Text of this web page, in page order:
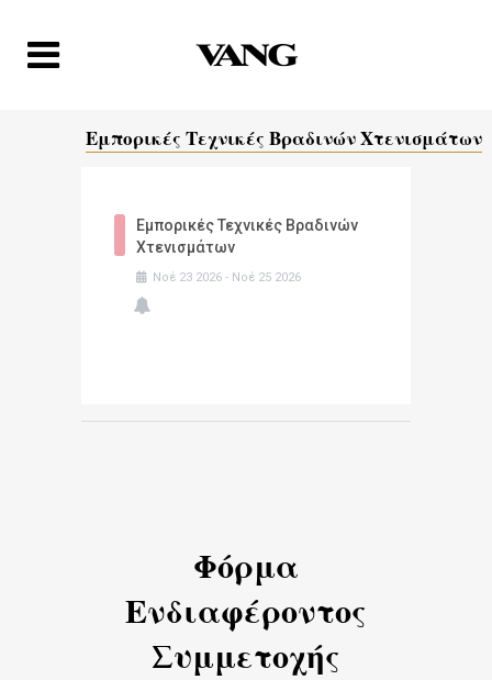
Εμπορικές Τεχνικές Βραδινών Χτενισμάτων
Εμπορικές Τεχνικές Βραδινών
Χτενισμάτων
Νοέ 23 2026 - Νοέ 25 2026
Φόρμα
Ενδιαφέροντος
Συμμετοχής